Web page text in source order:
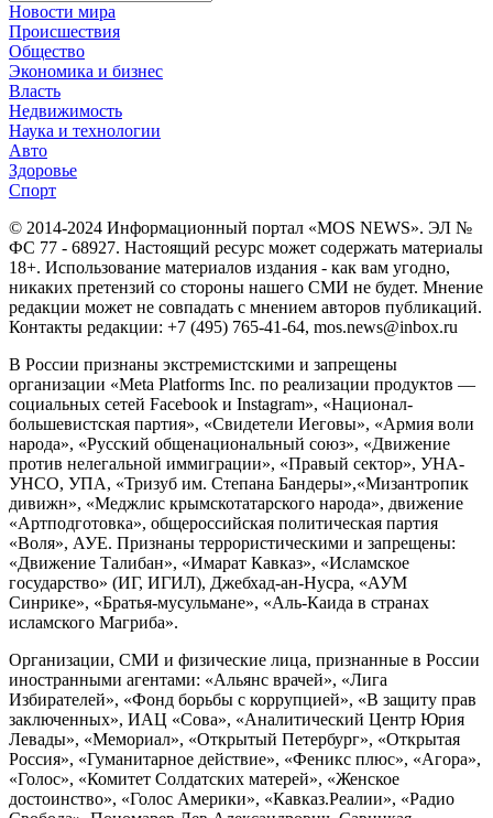
Новости мира
Происшествия
Общество
Экономика и бизнес
Власть
Недвижимость
Наука и технологии
Авто
Здоровье
Спорт
© 2014-2024 Информационный портал «MOS NEWS». ЭЛ №
ФС 77 - 68927. Настоящий ресурс может содержать материалы
18+. Использование материалов издания - как вам угодно,
никаких претензий со стороны нашего СМИ не будет. Мнение
редакции может не совпадать с мнением авторов публикаций.
Контакты редакции: +7 (495) 765-41-64, mos.news@inbox.ru
В России признаны экстремистскими и запрещены
организации «Meta Platforms Inc. по реализации продуктов —
социальных сетей Facebook и Instagram», «Национал-
большевистская партия», «Свидетели Иеговы», «Армия воли
народа», «Русский общенациональный союз», «Движение
против нелегальной иммиграции», «Правый сектор», УНА-
УНСО, УПА, «Тризуб им. Степана Бандеры»,«Мизантропик
дивижн», «Меджлис крымскотатарского народа», движение
«Артподготовка», общероссийская политическая партия
«Воля», АУЕ. Признаны террористическими и запрещены:
«Движение Талибан», «Имарат Кавказ», «Исламское
государство» (ИГ, ИГИЛ), Джебхад-ан-Нусра, «АУМ
Синрике», «Братья-мусульмане», «Аль-Каида в странах
исламского Магриба».
Организации, СМИ и физические лица, признанные в России
иностранными агентами: «Альянс врачей», «Лига
Избирателей», «Фонд борьбы с коррупцией», «В защиту прав
заключенных», ИАЦ «Сова», «Аналитический Центр Юрия
Левады», «Мемориал», «Открытый Петербург», «Открытая
Россия», «Гуманитарное действие», «Феникс плюс», «Агора»,
«Голос», «Комитет Солдатских матерей», «Женское
достоинство», «Голос Америки», «Кавказ.Реалии», «Радио